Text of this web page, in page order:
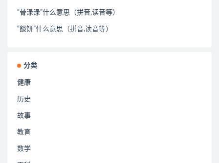
“骨渌渌”什么意思（拼音,读音等）
“餤饼”什么意思（拼音,读音等）
分类
健康
历史
故事
教育
数学